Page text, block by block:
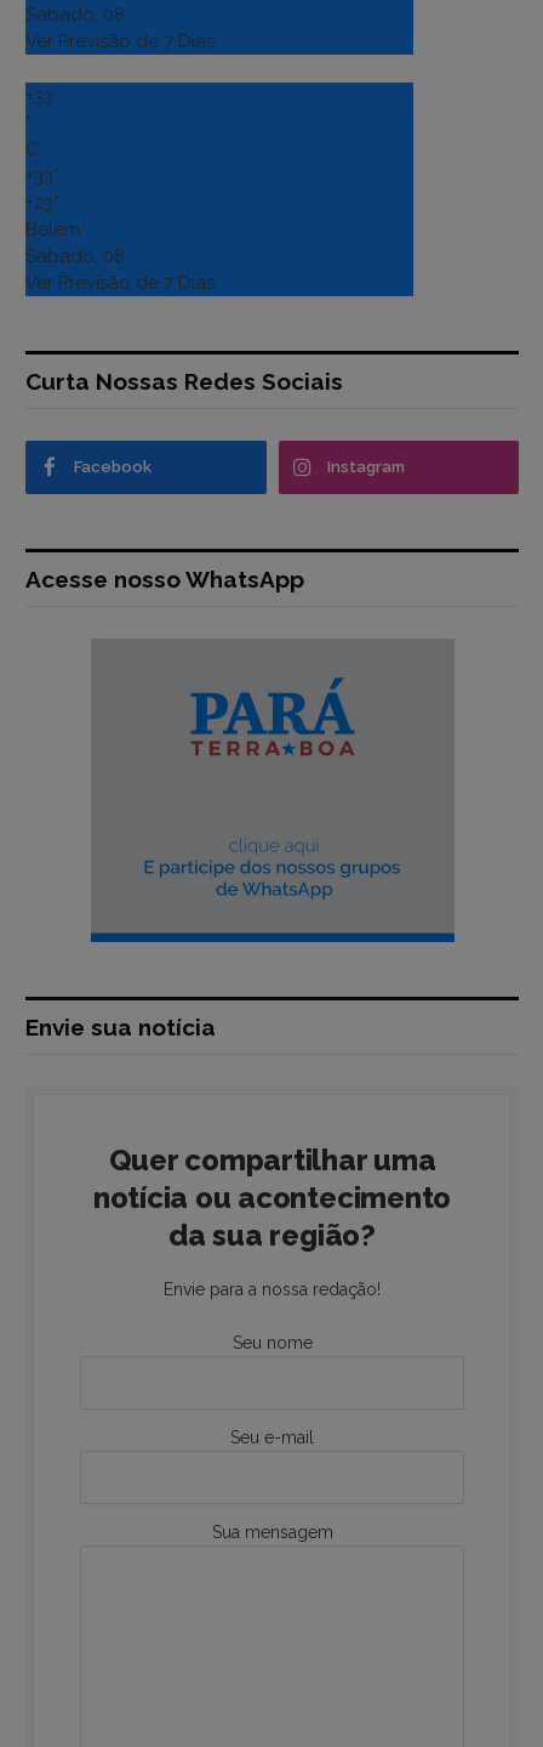
Sábado, 08
Ver Previsão de 7 Dias
+33
°
C
+33°
+23°
Belém
Sábado, 08
Ver Previsão de 7 Dias
Curta Nossas Redes Sociais
Facebook Instagram
Acesse nosso WhatsApp
Envie sua notícia
Quer compartilhar uma
notícia ou acontecimento
da sua região?
Envie para a nossa redação!
Seu nome
Seu e-mail
Sua mensagem